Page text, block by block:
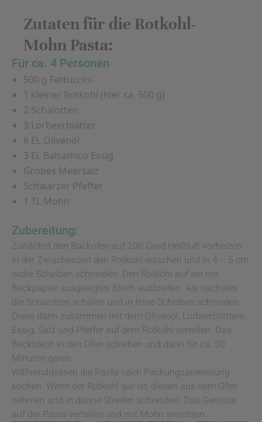
Zutaten für die Rotkohl-
Mohn Pasta:
Für ca. 4 Personen
500 g Fettuccini
1 kleiner Rotkohl (hier ca. 500 g)
2 Schalotten
3 Lorbeerblätter
6 EL Olivenöl
3 EL Balsamico Essig
Grobes Meersalz
Schwarzer Pfeffer
1 TL Mohn
Zubereitung:
Zunächst den Backofen auf 200 Grad Heißluft vorheizen.
In der Zwischenzeit den Rotkohl waschen und in 4 – 5 cm
dicke Scheiben schneiden. Den Rotkohl auf ein mit
Backpapier ausgelegtes Blech ausbreiten. Als nächstes
die Schalotten schälen und in feine Scheiben schneiden.
Diese dann zusammen mit dem Olivenöl, Lorbeerblättern,
Essig, Salz und Pfeffer auf dem Rotkohl verteilen. Das
Backblech in den Ofen schieben und dann für ca. 30
Minuten garen.
Währenddessen die Pasta nach Packungsanweisung
kochen. Wenn der Rotkohl gar ist, diesen aus dem Ofen
nehmen und in dünne Streifen schneiden. Das Gemüse
auf der Pasta verteilen und mit Mohn anrichten.